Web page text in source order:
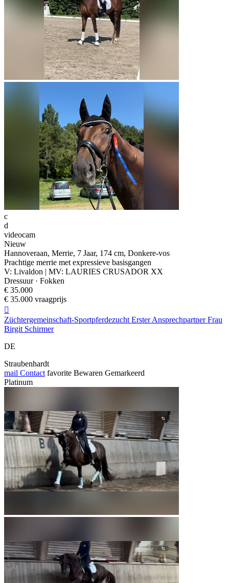
c
d
videocam
Nieuw
Hannoveraan, Merrie, 7 Jaar, 174 cm, Donkere-vos
Prachtige merrie met expressieve basisgangen
V: Livaldon | MV: LAURIES CRUSADOR XX
Dressuur · Fokken
€ 35.000
€ 35.000 vraagprijs

Züchtergemeinschaft-Sportpferdezucht Erster Ansprechpartner Frau
Birgit Schirmer
DE
Straubenhardt
mail Contact favorite Bewaren Gemarkeerd
Platinum